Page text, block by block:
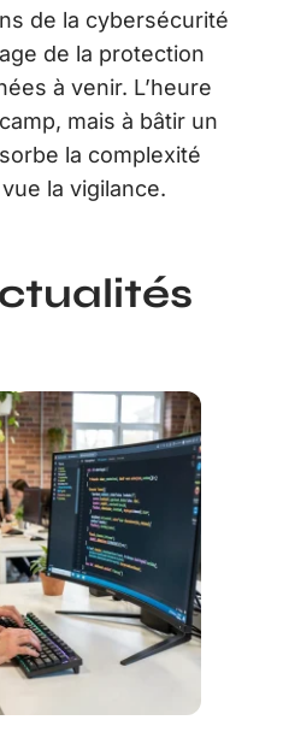
de la cybersécurité
de la protection
à venir. L’heure
mais à bâtir un
la complexité
la vigilance.